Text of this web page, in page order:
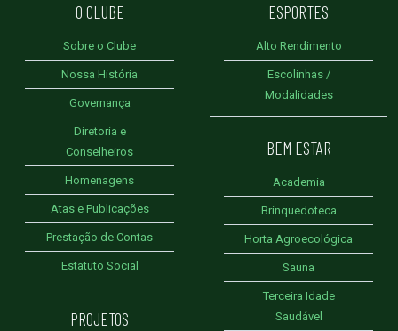
O CLUBE
Sobre o Clube
Nossa História
Governança
Diretoria e
Conselheiros
Homenagens
Atas e Publicações
Prestação de Contas
Estatuto Social
PROJETOS
ESPORTES
Alto Rendimento
Escolinhas /
Modalidades
BEM ESTAR
Academia
Brinquedoteca
Horta Agroecológica
Sauna
Terceira Idade
Saudável